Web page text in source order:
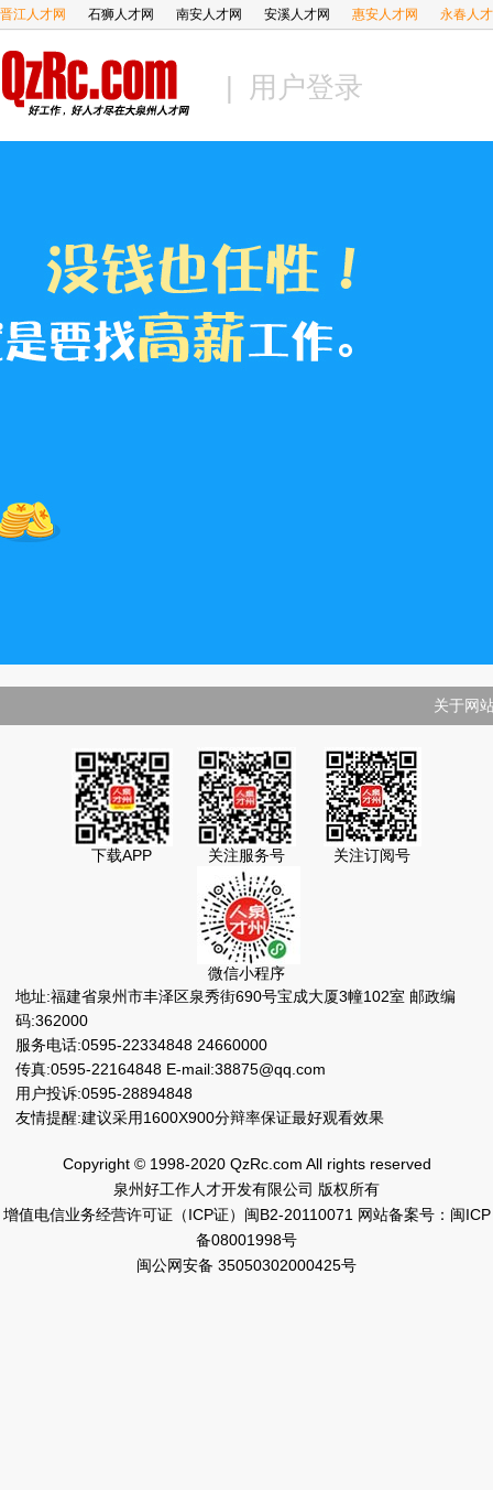
晋江人才网 石狮人才网 南安人才网 安溪人才网 惠安人才网 永春人
| 用户登录
关于网
下载APP 关注服务号 关注订阅号
微信小程序
地址:福建省泉州市丰泽区泉秀街690号宝成大厦3幢102室 邮政编
码:362000
服务电话:0595-22334848 24660000
传真:0595-22164848 E-mail:38875@qq.com
用户投诉:0595-28894848
友情提醒:建议采用1600X900分辩率保证最好观看效果
Copyright © 1998-2020 QzRc.com All rights reserved
泉州好工作人才开发有限公司 版权所有
增值电信业务经营许可证（ICP证）闽B2-20110071 网站备案号：闽ICP
备08001998号
闽公网安备 35050302000425号